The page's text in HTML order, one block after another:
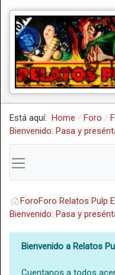
Está aquí: Home Foro
Bienvenido: Pasa y
ForoForo Relatos Pulp
Bienvenido: Pasa y
Bienvenido a Relatos
Cuentanos a todos